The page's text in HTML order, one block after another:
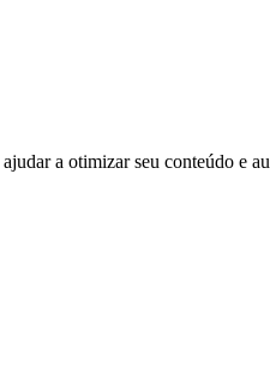
a otimizar seu conteúdo e